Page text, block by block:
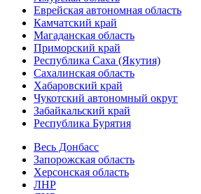
Еврейская автономная область
Камчатский край
Магаданская область
Приморский край
Республика Саха (Якутия)
Сахалинская область
Хабаровский край
Чукотский автономный округ
Забайкальский край
Республика Бурятия
Весь Донбасс
Запорожская область
Херсонская область
ЛНР